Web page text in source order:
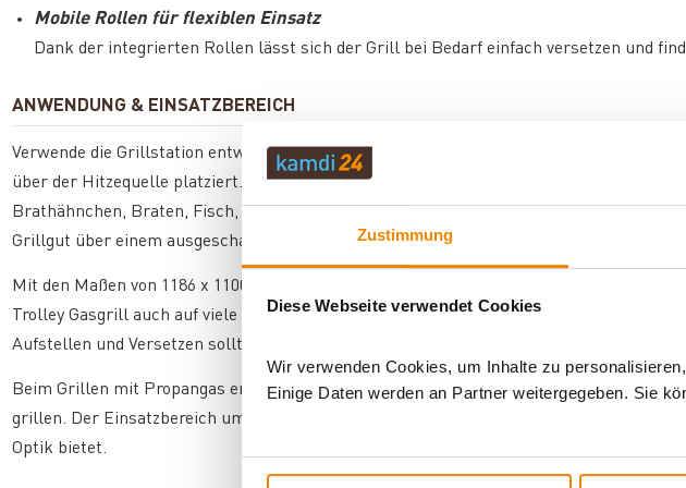
Zustimmung
Diese Webseite verwendet Cookies
Wir verwenden Cookies, um Inhalte zu
Einige Daten werden an Partner weitergegeben. Sie
Mobile Rollen für flexiblen Einsatz
Dank der integrierten Rollen lässt sich der Grill bei Bedarf einfach versetzen und
ANWENDUNG & EINSATZBEREICH
Verwende die Grillstation entweder zum direkten oder indirekten Grillen. Beim direkten
über der Hitzequelle platziert. Diese Methode eignet sich für Fleisch, das nicht länger
Brathähnchen, Braten, Fisch, Rippchen und besonders zarte Stücke empfiehlt sich die
Grillgut über einem ausgeschalteten Brenner platziert wird.
Mit den Maßen von 1186 x 1100 x 611 mm (H x B x T) und einer Arbeitshöhe von 90,5 cm
Trolley Gasgrill auch auf viele Balkone und kleinere Terrassen. Das Gewicht von 46,4 kg
Aufstellen und Versetzen sollten grundsätzlich mindestens zu zweit erfolgen.
Beim Grillen mit Propangas entsteht kein Rauch – deshalb kannst du auch in der
grillen. Der Einsatzbereich umfasst Garten und Terrasse, wo der schwarze Korpus aus
Optik bietet.